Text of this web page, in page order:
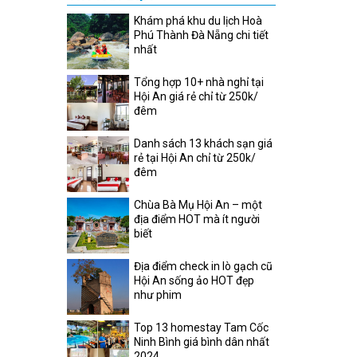
mù sương, thành phố ngàn thông, thành phố
cảnh sắc thiên nhiên của Đà Lạt luôn khiến
khu vực Đà Lạt cũng có rất nhiều núi và thác
Khám phá khu du lịch Hoà
Phú Thành Đà Nẵng chi tiết
nhất
Tổng hợp 10+ nhà nghỉ tại
Hội An giá rẻ chỉ từ 250k/
đêm
Danh sách 13 khách sạn giá
rẻ tại Hội An chỉ từ 250k/
đêm
Chùa Bà Mụ Hội An – một
địa điểm HOT mà ít người
biết
Địa điểm check in lò gạch cũ
Hội An sống ảo HOT đẹp
như phim
Top 13 homestay Tam Cốc
Ninh Bình giá bình dân nhất